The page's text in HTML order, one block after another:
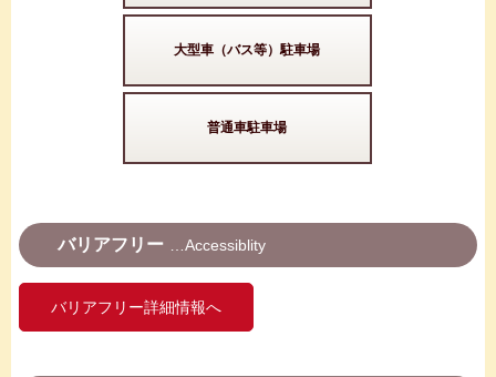
大型車（バス等）駐車場
普通車駐車場
バリアフリー Accessiblity
バリアフリー詳細情報へ